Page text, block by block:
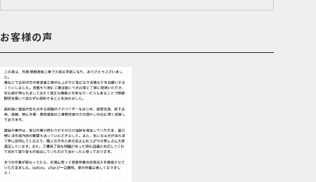
お客様の声